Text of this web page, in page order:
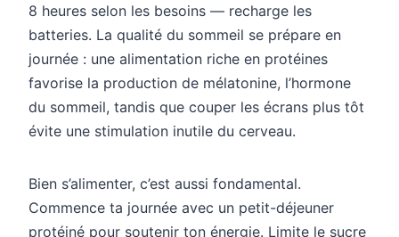
8 heures selon les besoins — recharge les
batteries. La qualité du sommeil se prépare en
journée : une alimentation riche en protéines
favorise la production de mélatonine, l’hormone
du sommeil, tandis que couper les écrans plus tôt
évite une stimulation inutile du cerveau.
Bien s’alimenter, c’est aussi fondamental.
Commence ta journée avec un petit-déjeuner
protéiné pour soutenir ton énergie. Limite le sucre